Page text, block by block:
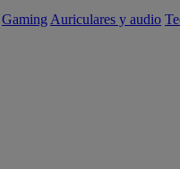
Gaming Auriculares y audio